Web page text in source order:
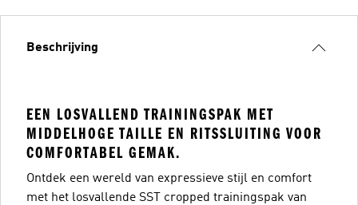
Beschrijving
EEN LOSVALLEND TRAININGSPAK MET
MIDDELHOGE TAILLE EN RITSSLUITING VOOR
COMFORTABEL GEMAK.
Ontdek een wereld van expressieve stijl en comfort
met het losvallende SST cropped trainingspak van